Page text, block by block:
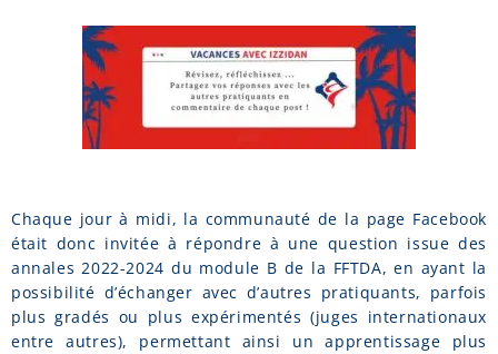
Chaque jour à midi, la communauté de la page Facebook
était donc invitée à répondre à une question issue des
annales 2022-2024 du module B de la FFTDA, en ayant la
possibilité d’échanger avec d’autres pratiquants, parfois
plus gradés ou plus expérimentés (juges internationaux
entre autres), permettant ainsi un apprentissage plus